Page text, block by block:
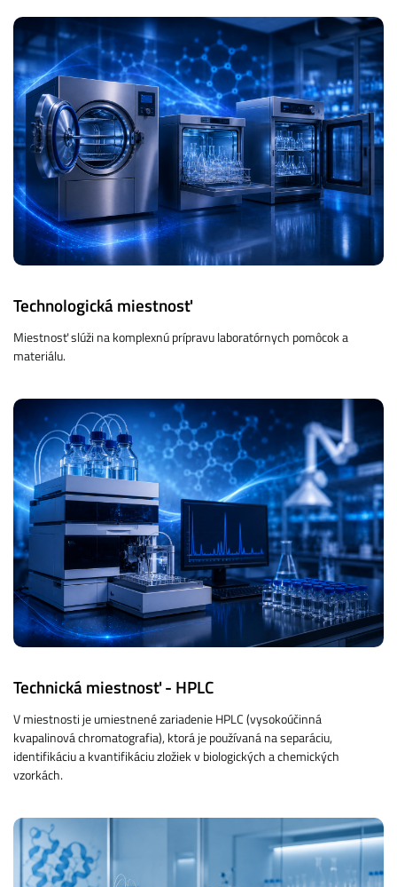
Technologická miestnosť
Miestnosť slúži na komplexnú prípravu laboratórnych pomôcok a
materiálu.
Technická miestnosť - HPLC
V miestnosti je umiestnené zariadenie HPLC (vysokoúčinná
kvapalinová chromatografia), ktorá je používaná na separáciu,
identifikáciu a kvantifikáciu zložiek v biologických a chemických
vzorkách.